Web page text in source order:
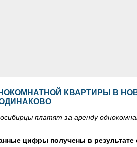
КВАРТИРЫ В
платят за аренду
цифры получены в